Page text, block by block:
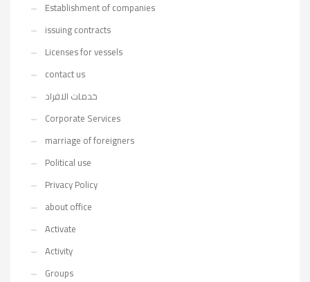
Establishment of companies
issuing contracts
Licenses for vessels
contact us
خدمات الافراد
Corporate Services
marriage of foreigners
Political use
Privacy Policy
about office
Activate
Activity
Groups